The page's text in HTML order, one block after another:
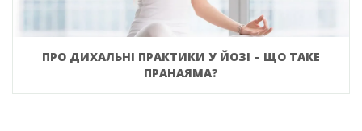
ПРО ДИХАЛЬНІ ПРАКТИКИ У ЙОЗІ – ЩО ТАКЕ
ПРАНАЯМА?